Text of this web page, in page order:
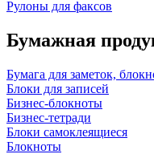
Рулоны для факсов
Бумажная
Бумага для заметок,
Блоки для записей
Бизнес-блокноты
Бизнес-тетради
Блоки самоклеящиеся
Блокноты